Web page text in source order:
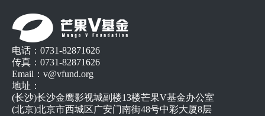
电话：0731-82871626
传真：0731-82871626
Email：v@vfund.org
地址：
(长沙)长沙金鹰影视城副楼13楼芒果V基金办公室
(北京)北京市西城区广安门南街48号中彩大厦8层